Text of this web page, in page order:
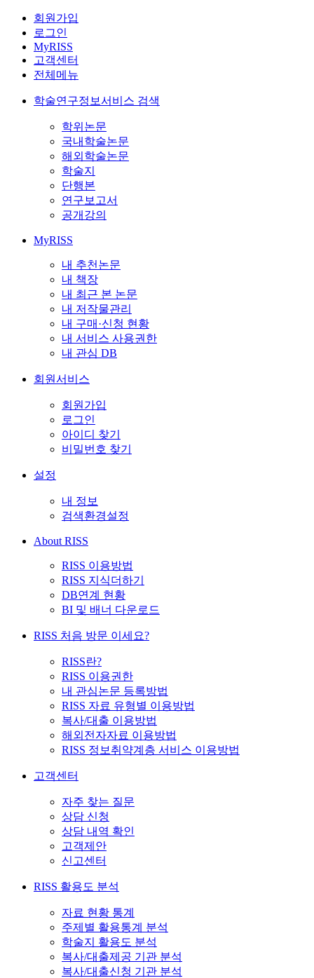
회원가입
로그인
MyRISS
고객센터
전체메뉴
학술연구정보서비스 검색
학위논문
국내학술논문
해외학술논문
학술지
단행본
연구보고서
공개강의
MyRISS
내 추천논문
내 책장
내 최근 본 논문
내 저작물관리
내 구매·신청 현황
내 서비스 사용권한
내 관심 DB
회원서비스
회원가입
로그인
아이디 찾기
비밀번호 찾기
설정
내 정보
검색환경설정
About RISS
RISS 이용방법
RISS 지식더하기
DB연계 현황
BI 및 배너 다운로드
RISS 처음 방문 이세요?
RISS란?
RISS 이용권한
내 관심논문 등록방법
RISS 자료 유형별 이용방법
복사/대출 이용방법
해외전자자료 이용방법
RISS 정보취약계층 서비스 이용방법
고객센터
자주 찾는 질문
상담 신청
상담 내역 확인
고객제안
신고센터
RISS 활용도 분석
자료 현황 통계
주제별 활용통계 분석
학술지 활용도 분석
복사/대출제공 기관 분석
복사/대출신청 기관 분석